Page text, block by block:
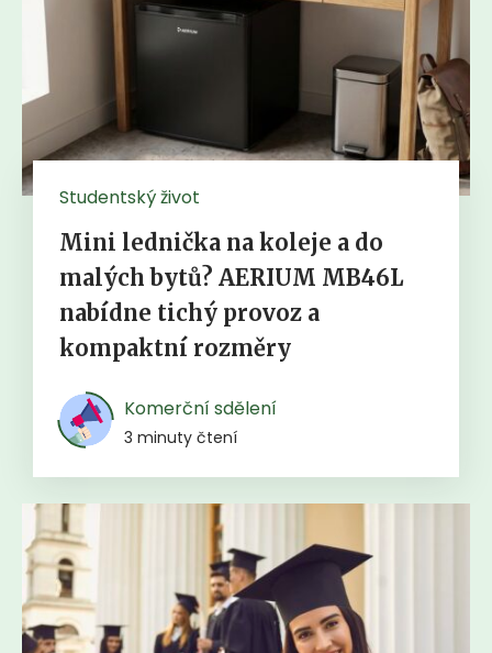
Studentský život
Mini lednička na koleje a do
malých bytů? AERIUM MB46L
nabídne tichý provoz a
kompaktní rozměry
Komerční sdělení
3 minuty čtení